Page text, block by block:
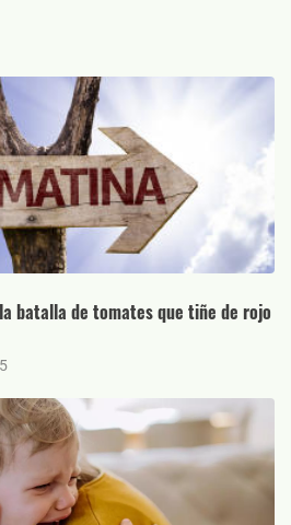
batalla de tomates que tiñe de rojo